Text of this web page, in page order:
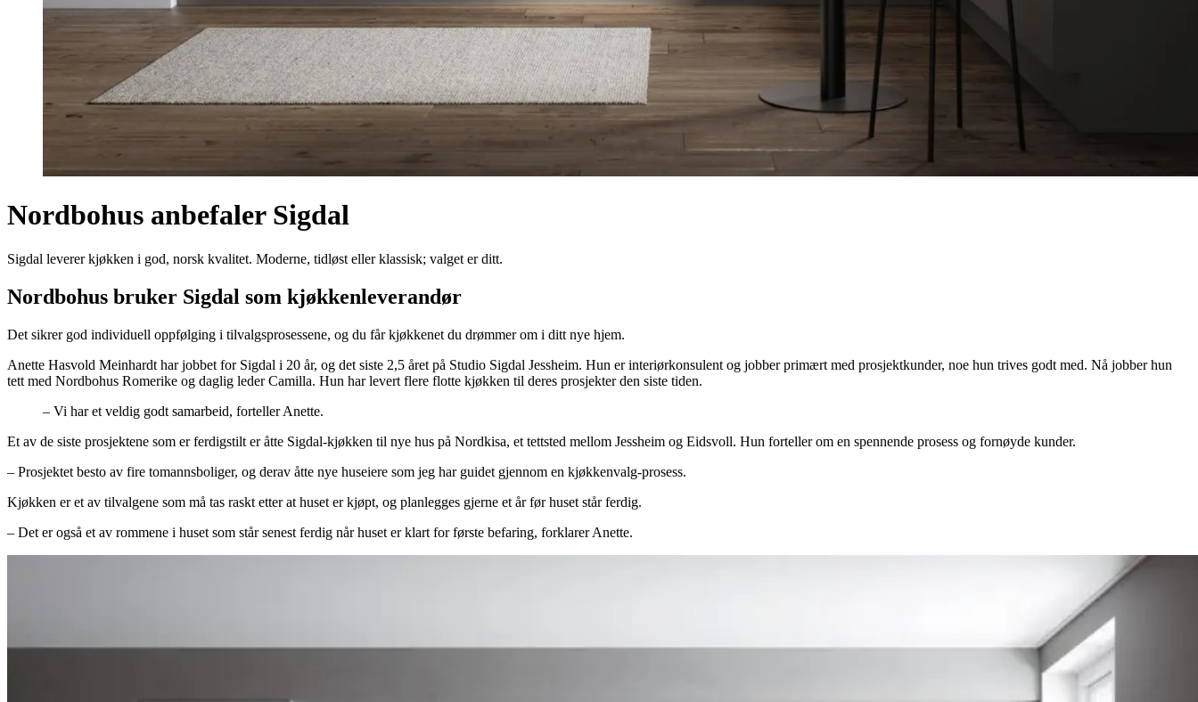
Nordbohus anbefaler Sigdal
Sigdal leverer kjøkken i god, norsk kvalitet. Moderne, tidløst eller klassisk; valget er ditt.
Nordbohus bruker Sigdal som kjøkkenleverandør
Det sikrer god individuell oppfølging i tilvalgsprosessene, og du får kjøkkenet du drømmer om i ditt nye hjem.
Anette Hasvold Meinhardt har jobbet for Sigdal i 20 år, og det siste 2,5 året på Studio Sigdal Jessheim. Hun er interiørkonsulent og jobber primært med prosjektkunder, noe hun trives godt med. Nå jobber hun
tett med Nordbohus Romerike og daglig leder Camilla. Hun har levert flere flotte kjøkken til deres prosjekter den siste tiden.
– Vi har et veldig godt samarbeid, forteller Anette.
Et av de siste prosjektene som er ferdigstilt er åtte Sigdal-kjøkken til nye hus på Nordkisa, et tettsted mellom Jessheim og Eidsvoll. Hun forteller om en spennende prosess og fornøyde kunder.
– Prosjektet besto av fire tomannsboliger, og derav åtte nye huseiere som jeg har guidet gjennom en kjøkkenvalg-prosess.
Kjøkken er et av tilvalgene som må tas raskt etter at huset er kjøpt, og planlegges gjerne et år før huset står ferdig.
– Det er også et av rommene i huset som står senest ferdig når huset er klart for første befaring, forklarer Anette.